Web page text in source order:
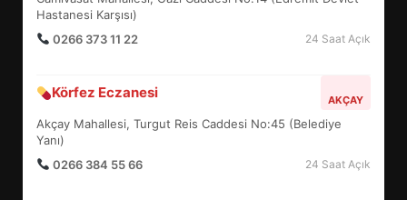
Hastanesi Karşısı)
0266 373 11 22
24 Saat Açık
Körfez Eczanesi AKÇAY
Akçay Mahallesi, Turgut Reis Caddesi No:45 (Belediye
Yanı)
0266 384 55 66
24 Saat Açık
4
5
BALIKESİR MÜZELERİNDE SÜRE